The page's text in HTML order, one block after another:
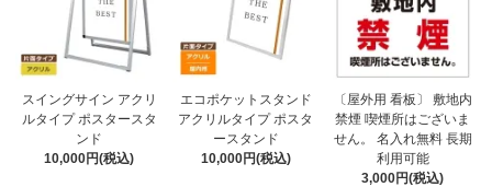
スイングサイン アクリ
ルタイプ ポスタースタ
ンド
10,000円(税込)
エコポケットスタンド
アクリルタイプ ポスタ
ースタンド
10,000円(税込)
〔屋外用 看板〕 敷地内
禁煙 喫煙所はございま
せん。 名入れ無料 長期
利用可能
3,000円(税込)